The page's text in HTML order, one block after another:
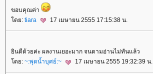
ขอบคุณค่า
ดย: tiara 17 เมษายน 2555 17:15:38 น.
ินดีด้วยค่ะ ผลงานเยอะมาก จนตามอ่านไม่ทันแล้ว
ดย: ~:พุดน้ำบุศย์:~ 17 เมษายน 2555 19:32:39 น.